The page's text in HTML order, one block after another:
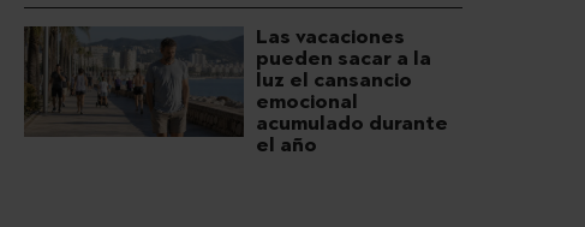
Las vacaciones
pueden sacar a la
luz el cansancio
emocional
acumulado durante
el año